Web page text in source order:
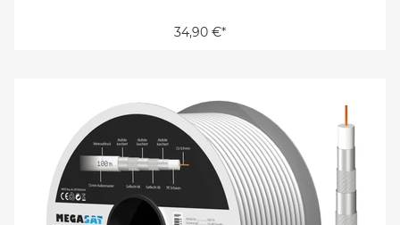
34,90 €*